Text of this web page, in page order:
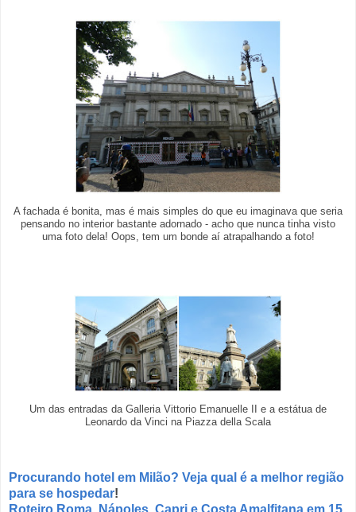
A fachada é bonita, mas é mais simples do que eu imaginava que seria
pensando no interior bastante adornado - acho que nunca tinha visto
uma foto dela! Oops, tem um bonde aí atrapalhando a foto!
Um das entradas da Galleria Vittorio Emanuelle II e a estátua de
Leonardo da Vinci na Piazza della Scala
Procurando hotel em Milão? Veja qual é a melhor região
para se hospedar!
Roteiro Roma, Nápoles, Capri e Costa Amalfitana em 15